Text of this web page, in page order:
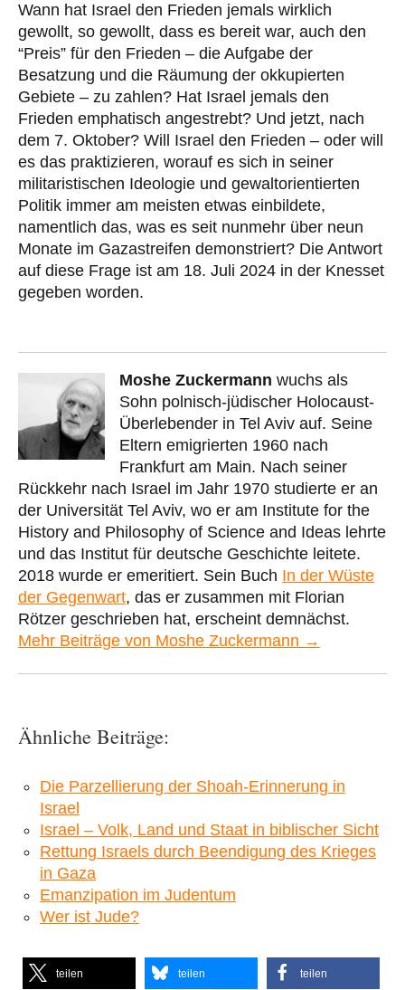
Wann hat Israel den Frieden jemals wirklich
gewollt, so gewollt, dass es bereit war, auch den
“Preis” für den Frieden – die Aufgabe der
Besatzung und die Räumung der okkupierten
Gebiete – zu zahlen? Hat Israel jemals den
Frieden emphatisch angestrebt? Und jetzt, nach
dem 7. Oktober? Will Israel den Frieden – oder will
es das praktizieren, worauf es sich in seiner
militaristischen Ideologie und gewaltorientierten
Politik immer am meisten etwas einbildete,
namentlich das, was es seit nunmehr über neun
Monate im Gazastreifen demonstriert? Die Antwort
auf diese Frage ist am 18. Juli 2024 in der Knesset
gegeben worden.
Moshe Zuckermann wuchs als
Sohn polnisch-jüdischer Holocaust-
Überlebender in Tel Aviv auf. Seine
Eltern emigrierten 1960 nach
Frankfurt am Main. Nach seiner
Rückkehr nach Israel im Jahr 1970 studierte er an
der Universität Tel Aviv, wo er am Institute for the
History and Philosophy of Science and Ideas lehrte
und das Institut für deutsche Geschichte leitete.
2018 wurde er emeritiert. Sein Buch In der Wüste
der Gegenwart, das er zusammen mit Florian
Rötzer geschrieben hat, erscheint demnächst.
Mehr Beiträge von Moshe Zuckermann →
Ähnliche Beiträge:
Die Parzellierung der Shoah-Erinnerung in
Israel
Israel – Volk, Land und Staat in biblischer Sicht
Rettung Israels durch Beendigung des Krieges
in Gaza
Emanzipation im Judentum
Wer ist Jude?
teilen teilen teilen